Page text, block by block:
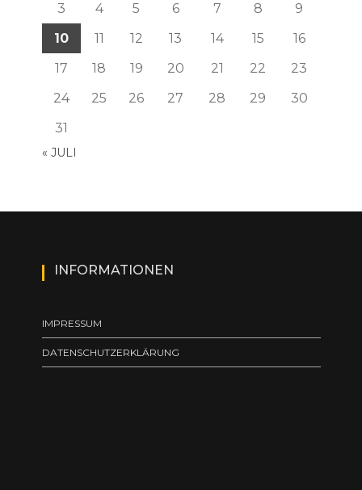
3
4 5 6 7 8
9
10
11 12 13 14 15
16
17
18 19 20 21 22
23
24
25 26 27 28 29
30
31
« JULI
INFORMATIONEN
IMPRESSUM
DATENSCHUTZERKLÄRUNG